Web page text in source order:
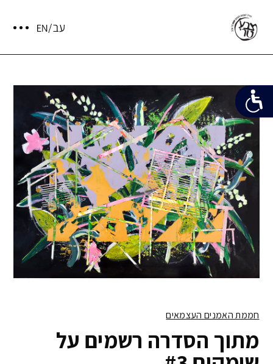
חממת האמנים העצמאים
מתוך הסדרה רשמים על